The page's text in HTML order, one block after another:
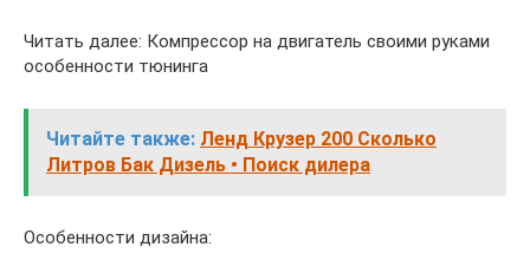
Читать далее: Компрессор на двигатель своими руками
особенности тюнинга
Читайте также: Ленд Крузер 200 Сколько
Литров Бак Дизель • Поиск дилера
Особенности дизайна: